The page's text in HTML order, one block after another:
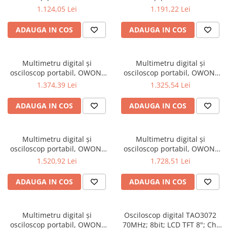
HDS242S, 200mV-1kV, 200mA-
1.124,05 Lei
ADAUGA IN COS
HDS272, 200mV-1kV, 200mA-
1.191,22 Lei
ADAUGA IN COS
Multimetru digital și
osciloscop portabil, OWON,
HDS272S, 200mV-1kV, 200mA-
1.374,39 Lei
ADAUGA IN COS
Multimetru digital și
osciloscop portabil, OWON,
HDS2102, 200mV-1kV, 200mA-
1.325,54 Lei
ADAUGA IN COS
Multimetru digital și
osciloscop portabil, OWON,
HDS2102S, 200mV-1kV,
1.520,92 Lei
ADAUGA IN COS
Multimetru digital și
osciloscop portabil, OWON,
HDS2202, 200mV-1kV, 200mA-
1.728,51 Lei
ADAUGA IN COS
Multimetru digital și
osciloscop portabil, OWON,
Osciloscop digital TAO3072
70MHz; 8bit; LCD TFT 8"; Ch: